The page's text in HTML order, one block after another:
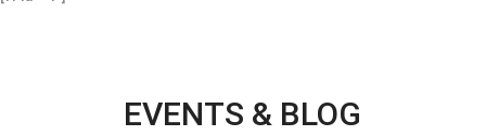
EVENTS & BLOG